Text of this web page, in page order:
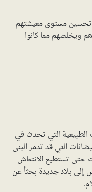
تحسين مستوى معيشتهم
ويخلصهم مما كانوا
التي تحدث في
التي قد تدمر البنى
حتى تستطيع الانتعاش
إلى بلاد جديدة بحثاً عن